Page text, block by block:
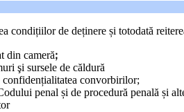
de deținere și totodată
din camerăꓼ
şi sursele de căldură
confidențialitatea convorbirilor;
penal și de procedură penală și